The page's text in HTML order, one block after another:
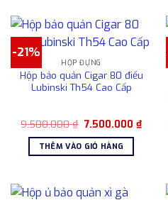
-21%
HỘP ĐỰNG
Hộp bảo quản Cigar 80 điếu
Lubinski Th54 Cao Cấp
9.500.000₫ Giá
là:
9.500.000 ₫.
7.500.000 ₫Giá
hiện
THÊM VÀO GIỎ HÀNG